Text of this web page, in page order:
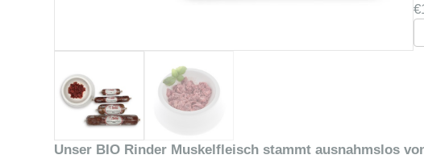
€
Unser BIO Rinder Muskelfleisch stammt ausnahmslos